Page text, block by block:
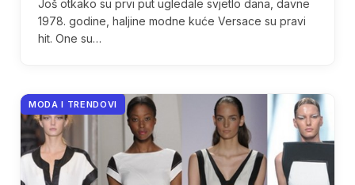
Još otkako su prvi put ugledale svjetlo dana, davne
1978. godine, haljine modne kuće Versace su pravi
hit. One su…
MODA I TRENDOVI